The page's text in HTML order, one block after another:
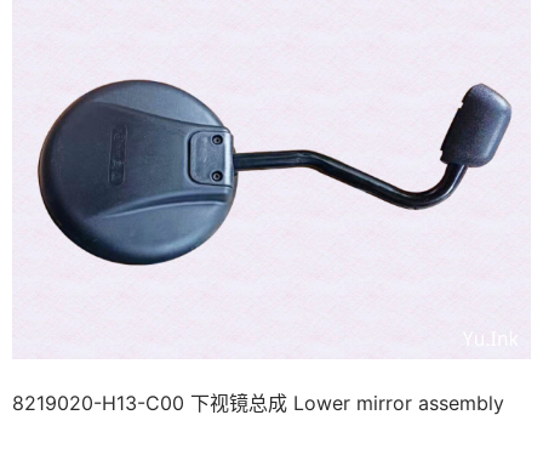
8219020-H13-C00 下视镜总成 Lower mirror assembly